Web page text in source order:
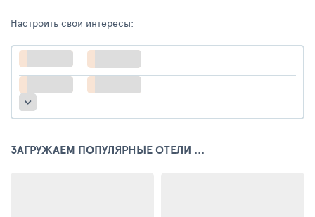
Настроить свои интересы:
ЗАГРУЖАЕМ ПОПУЛЯРНЫЕ ОТЕЛИ ...